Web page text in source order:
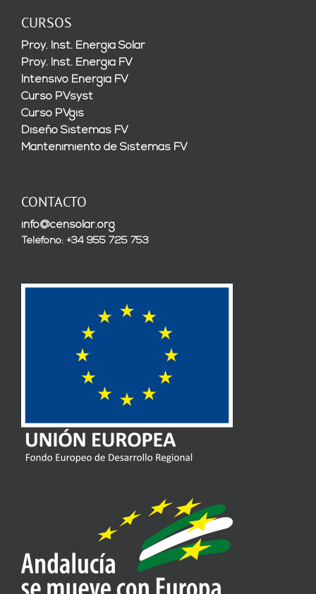
CURSOS
Proy. Inst. Energía Solar
Proy. Inst. Energía FV
Intensivo Energía FV
Curso PVsyst
Curso PVgis
Diseño Sistemas FV
Mantenimiento de Sistemas FV
CONTACTO
info@censolar.org
Teléfono: +34 955 725 753